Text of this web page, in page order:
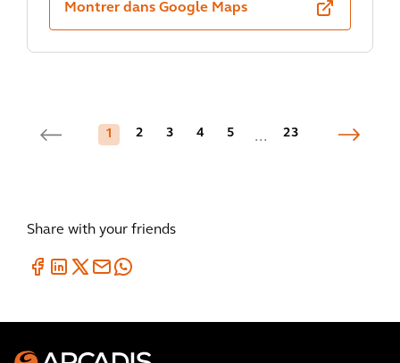
Montrer dans Google Maps
1 2 3 4 5 ... 23
Share with your friends